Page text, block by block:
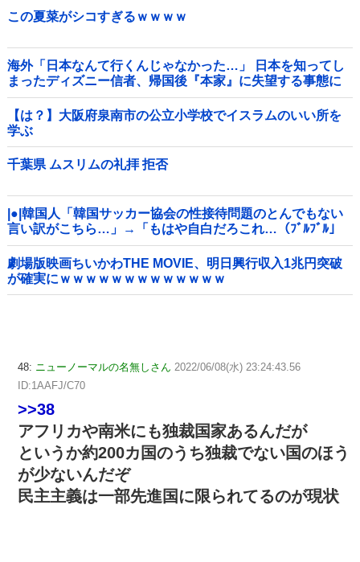
この夏菜がシコすぎるｗｗｗｗ
海外「日本なんて行くんじゃなかった…」 日本を知ってし
まったディズニー信者、帰国後『本家』に失望する事態に
【は？】大阪府泉南市の公立小学校でイスラムのいい所を
学ぶ
千葉県 ムスリムの礼拝 拒否
|●|韓国人「韓国サッカー協会の性接待問題のとんでもない
言い訳がこちら…」→「もはや自白だろこれ…（ﾌﾞﾙﾌﾞﾙ」
＝韓国の反応
劇場版映画ちいかわTHE MOVIE、明日興行収入1兆円突破
が確実にｗｗｗｗｗｗｗｗｗｗｗｗｗ
48: ニューノーマルの名無しさん 2022/06/08(水) 23:24:43.56
ID:1AAFJ/C70
>>38
アフリカや南米にも独裁国家あるんだが
というか約200カ国のうち独裁でない国のほう
が少ないんだぞ
民主主義は一部先進国に限られてるのが現状